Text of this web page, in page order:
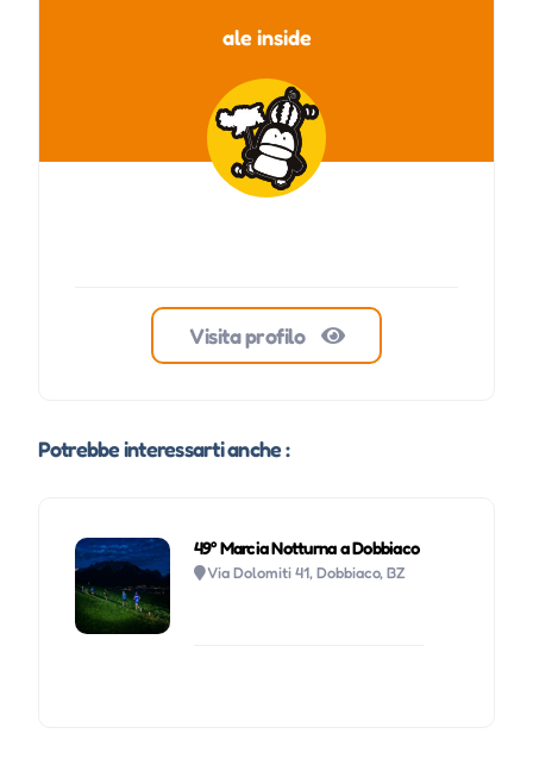
ale inside
Visita profilo
Potrebbe interessarti anche :
49° Marcia Notturna a Dobbiaco
Via Dolomiti 41, Dobbiaco, BZ